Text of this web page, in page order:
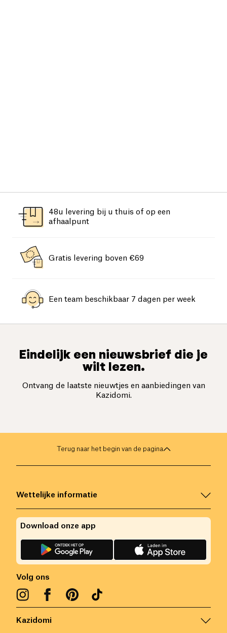
48u levering bij u thuis of op een
afhaalpunt
Gratis levering boven €69
Een team beschikbaar 7 dagen per week
Eindelijk een nieuwsbrief die je
wilt lezen.
Ontvang de laatste nieuwtjes en aanbiedingen van
Kazidomi.
Terug naar het begin van de pagina
Kazidomi
Wettelijke informatie
Volg ons
Download onze app